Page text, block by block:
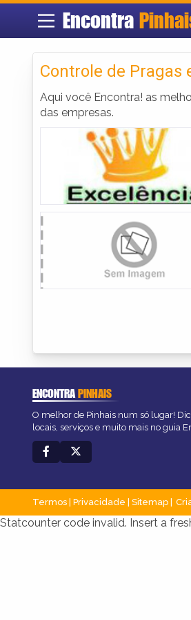
Encontra
Controle de Pragas
Aqui você Encontra! as
das empresas.
ENCONTRAPINHAIS
O melhor de Pinhais num só lugar!
locais, serviços e muito mais no guia
Termos Privacidade Sitemap
Statcounter code invalid. Insert a